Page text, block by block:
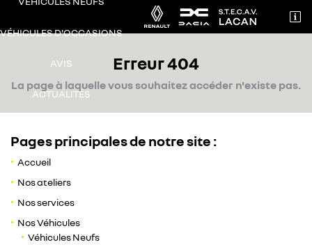
VÉHICULES D'OCCASIONS
AVIS
ACTUALITÉS

71 AVENUE DE TOULOUSE
05 62 89 01 89
Erreur 404
La page à laquelle vous souhaitez accéder n'existe pas.
Pages principales de notre site :
Accueil
Nos ateliers
Nos services
Nos Véhicules
Véhicules Neufs